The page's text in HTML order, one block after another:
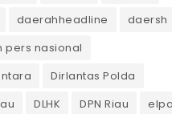
daerahheadline
daersh
pers nasional
Dirlantas Polda
DLHK DPN Riau